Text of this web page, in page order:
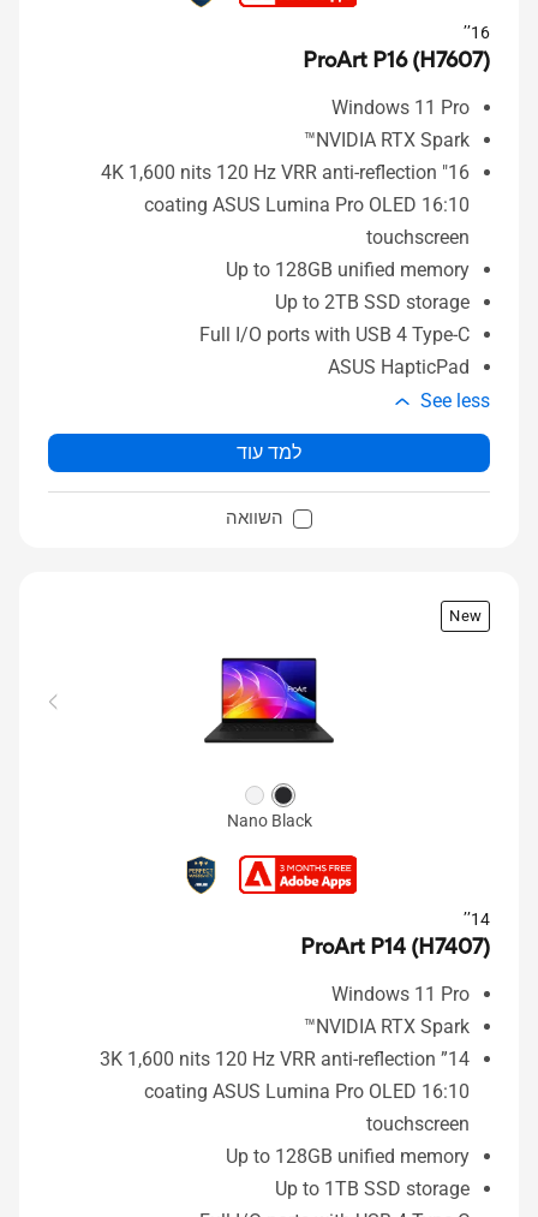
16’’
ProArt P16 (H7607)
Windows 11 Pro
NVIDIA RTX Spark™
16" 4K 1,600 nits 120 Hz VRR anti-reflection
coating ASUS Lumina Pro OLED 16:10
touchscreen
Up to 128GB unified memory
Up to 2TB SSD storage
Full I/O ports with USB 4 Type-C
ASUS HapticPad
See less
למד עוד
השוואה
New
Nano Black
14’’
ProArt P14 (H7407)
Windows 11 Pro
NVIDIA RTX Spark™
14” 3K 1,600 nits 120 Hz VRR anti-reflection
coating ASUS Lumina Pro OLED 16:10
touchscreen
Up to 128GB unified memory
Up to 1TB SSD storage